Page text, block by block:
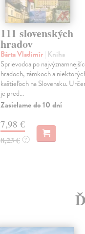
111 slovenských
hradov
Bárta Vladimír| Kniha
Sprievodca po
hradoch, zámkoch a
kaštieľoch na Slovensku.
je pred...
Zasielame do 10 dní
7,98 €
8,23 € ?